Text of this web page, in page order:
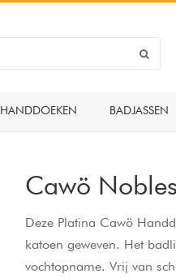
HANDDOEKEN BADJASSEN
Cawö
Deze Platina Cawö
katoen geweven. Het
vochtopname. Vrij van